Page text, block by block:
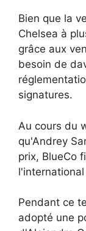
Bien que la
Chelsea à
grâce aux
besoin de
signatures.
Au cours du
qu'Andrey
prix, BlueCo
Pendant ce
adopté une